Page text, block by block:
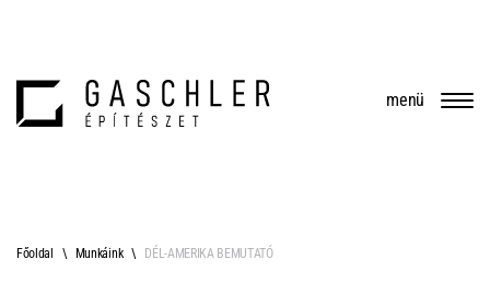
menü
Főoldal Munkáink DÉL-AMERIKA BEMUTATÓ